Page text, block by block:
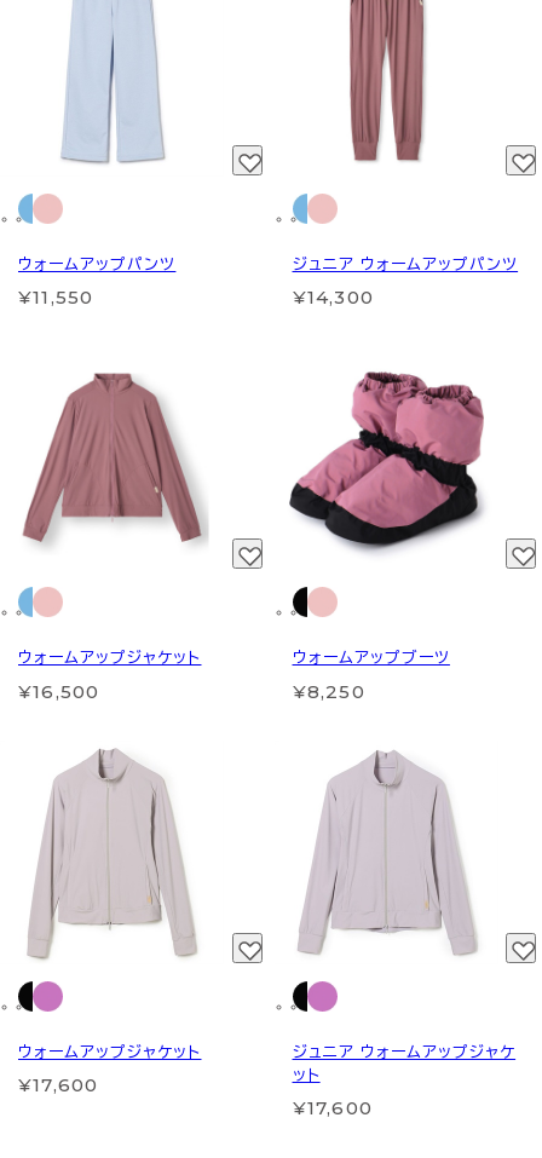
ウォームアップパンツ
¥11,550
ジュニア ウォームアップパンツ
¥14,300
ウォームアップジャケット
¥16,500
ウォームアップブーツ
¥8,250
ウォームアップジャケット
¥17,600
ジュニア ウォームアップジャケ
ット
¥17,600